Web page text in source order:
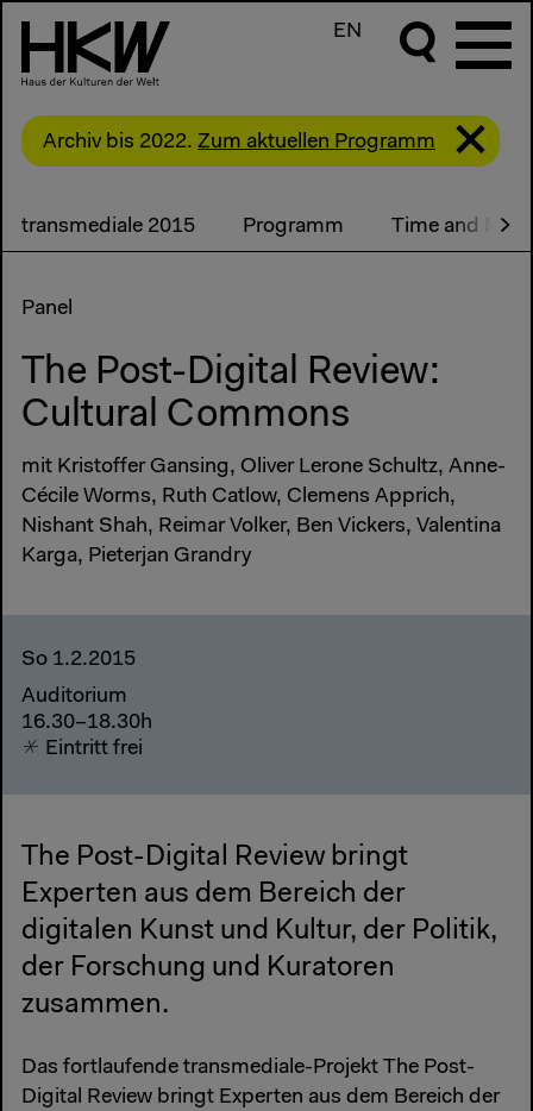
EN
Archiv bis 2022. Zum aktuellen Programm
transmediale 2015 Programm Time and
Panel
The Post-Digital Review:
Cultural Commons
mit Kristoffer Gansing, Oliver Lerone Schultz, Anne-
Cécile Worms, Ruth Catlow, Clemens Apprich,
Nishant Shah, Reimar Volker, Ben Vickers, Valentina
Karga, Pieterjan Grandry
So 1.2.2015
Auditorium
16.30–18.30h
Eintritt frei
The Post-Digital Review bringt
Experten aus dem Bereich der
digitalen Kunst und Kultur, der Politik,
der Forschung und Kuratoren
zusammen.
Das fortlaufende transmediale-Projekt The Post-
Digital Review bringt Experten aus dem Bereich der